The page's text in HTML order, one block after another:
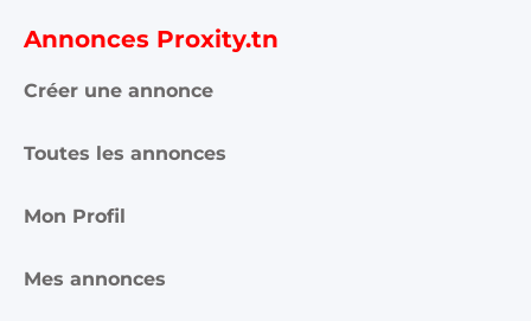
Annonces Proxity.tn
Créer une annonce
Toutes les annonces
Mon Profil
Mes annonces